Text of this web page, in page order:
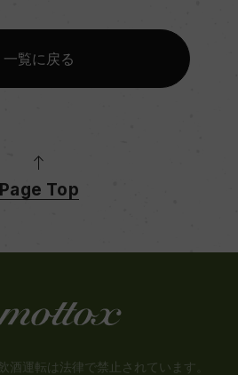
一覧に戻る
Page Top
酒運転は法律で禁止されています。